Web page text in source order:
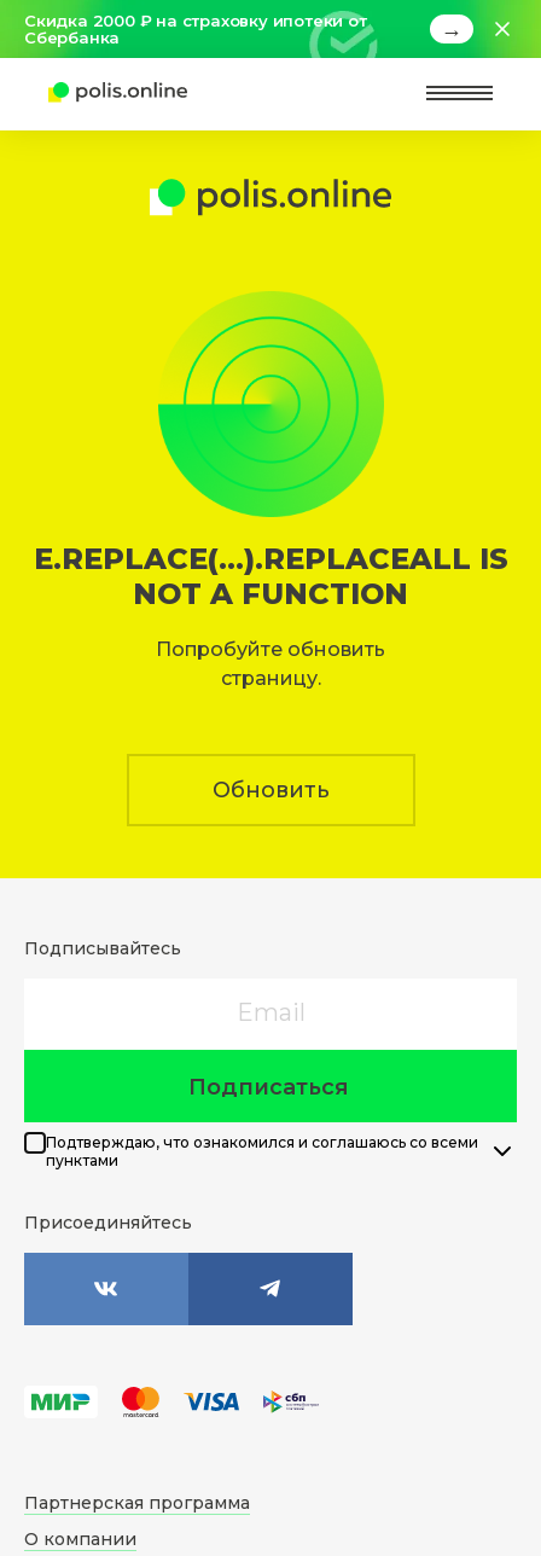
Скидка 2000 ₽ на страховку ипотеки от
Сбербанка
→
E.REPLACE(...).REPLACEALL IS
NOT A FUNCTION
Попробуйте обновить
страницу.
Обновить
Подписывайтесь
Подписаться
Подтверждаю, что ознакомился и соглашаюсь со всеми
пунктами
Присоединяйтесь
Партнерская программа
О компании